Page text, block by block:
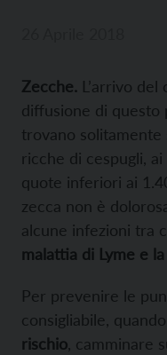
Zecche. L’arrivo
diffusione di questo
trovano solitamente
ricche di cespugli,
quote inferiori ai
zecca non è
alcune infezioni tra
malattia di Lyme e
Per prevenire le
consigliabile,
rischio , camminare